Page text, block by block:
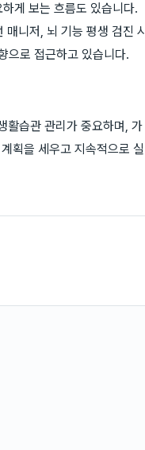
게 보는 흐름도 있습니다.
니저, 뇌 기능 평생 검진 시
으로 접근하고 있습니다.
활습관 관리가 중요하며, 가
획을 세우고 지속적으로 실